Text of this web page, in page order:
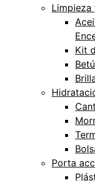
Limpieza
Kit
Porta